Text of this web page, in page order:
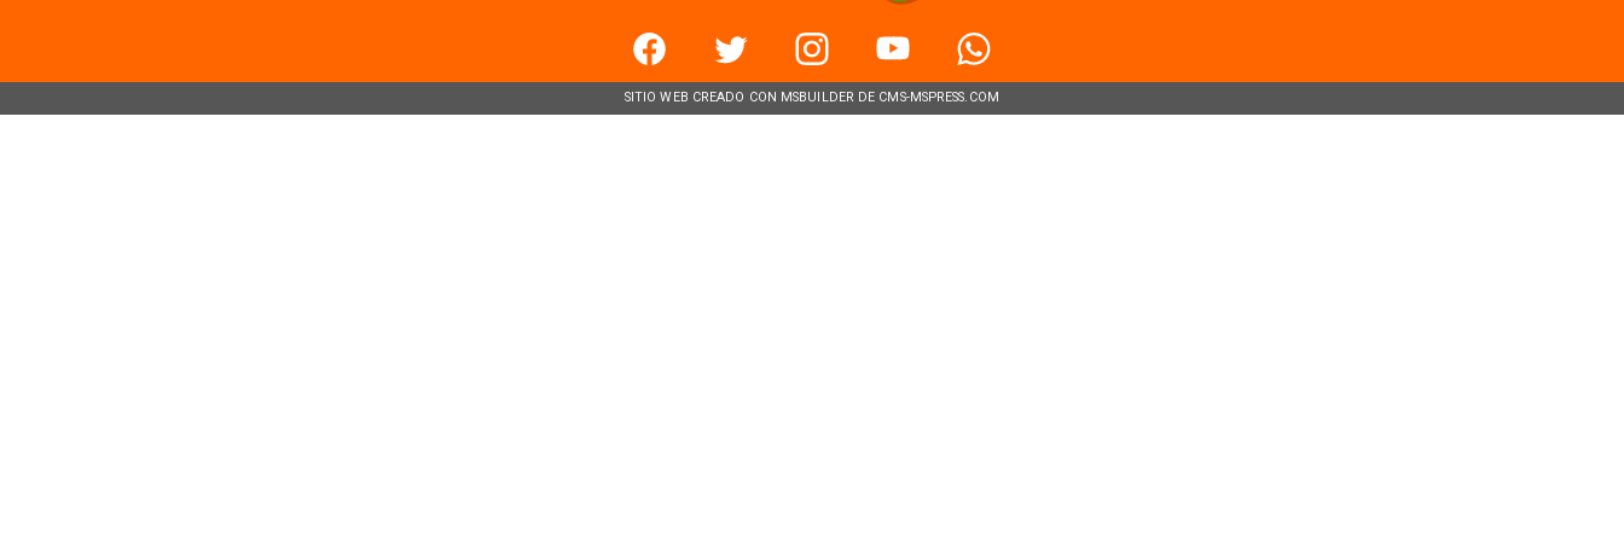
SITIO WEB CREADO CON MSBUILDER DE CMS-MSPRESS.COM